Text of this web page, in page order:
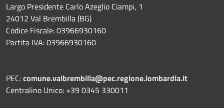
Largo Presidente Carlo Azeglio Ciampi, 1
24012 Val Brembilla (BG)
Codice Fiscale: 03966930160
Partita IVA: 03966930160
PEC:comune.valbrembilla@pec.regione.lombardia.it
Centralino Unico: +39 0345 330011